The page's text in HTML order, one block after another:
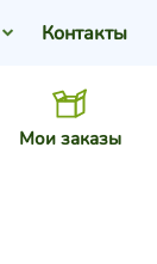
Мои заказы
Контакты